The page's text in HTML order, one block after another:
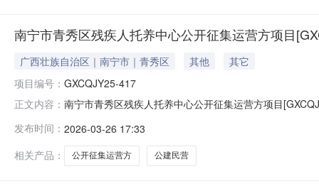
南宁市青秀区残疾人托养中心公开征集运营方项目
广西壮族自治区｜南宁市｜青秀区 其他
其它
项目编号： GXCQJY25-417
正文内容： 南宁市青秀区残疾人托养中心公开征集运营方项目
2026年4月2日投标文件递交地址广西南宁市良庆区玉洞
发布时间： 2026-03-26 17:33
相关产品：
公开征集运营方 公建民营